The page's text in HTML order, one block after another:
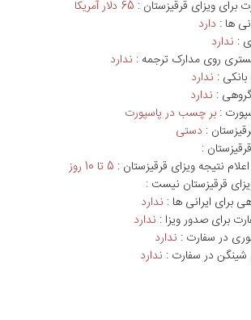
و هزینه ویزای قرقیزستان در این صفحه ارائه
مطالعه آن‌ها اطلاعات کافی به دست آورید. سفر
زمینی آق جل انجام می‌شود و چنانچه قصد سفر به
دیدنی های قرقیزستان را دارید می‌توانید
تراول را انتخاب کنید و رزرو هتل خود در این
برای ویزای قرقیزستان : 65 دلار آمريکا
ها : دارد
: ندارد
روی مدارک ترجمه : ندارد
: ندارد
: ندارد
: بر چسب در پاسپورت
: دستی
:
نتیجه ویزای قرقیزستان : 5 تا 10 روز
قرقیزستان نیست :
برای ایرانی ها : ندارد
برای صدور ویزا : ندارد
در سفارت : ندارد
شینگن در سفارت : ندارد